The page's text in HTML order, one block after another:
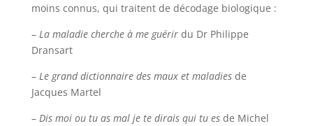
moins connus, qui traitent de décodage biologique :
– La maladie cherche à me guérirdu Dr Philippe
Dransart
– Le grand dictionnaire des maux et maladiesde
Jacques Martel
– Dis moi ou tu as mal je te dirais qui tu esde Michel